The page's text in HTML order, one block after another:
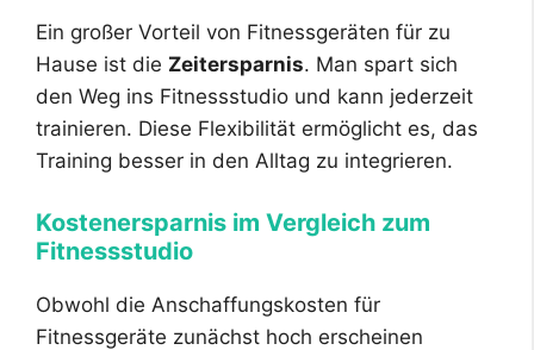
Ein großer Vorteil von Fitnessgeräten für zu
Hause ist die Zeitersparnis. Man spart sich
den Weg ins Fitnessstudio und kann jederzeit
trainieren. Diese Flexibilität ermöglicht es, das
Training besser in den Alltag zu integrieren.
Kostenersparnis im Vergleich zum
Fitnessstudio
Obwohl die Anschaffungskosten für
Fitnessgeräte zunächst hoch erscheinen